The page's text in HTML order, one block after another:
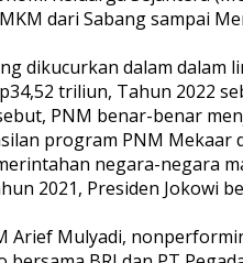
dari Sabang sampai
dikucurkan dalam
triliun, Tahun 2022
PNM benar-benar
program PNM Mekaar
negara-negara
2021, Presiden Jokowi
Arief Mulyadi,